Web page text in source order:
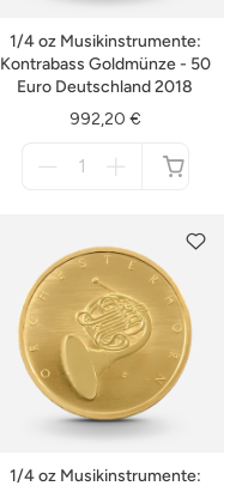
1/4 oz Musikinstrumente:
Kontrabass Goldmünze - 50
Euro Deutschland 2018
992,20 €
1/4 oz Musikinstrumente: